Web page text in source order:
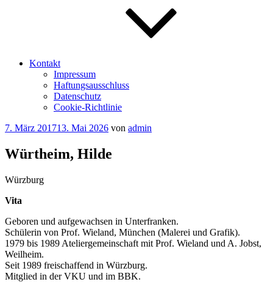
Kontakt
Impressum
Haftungsausschluss
Datenschutz
Cookie-Richtlinie
Veröffentlicht
7. März 201713. Mai 2026 von admin
Würtheim, Hilde
Würzburg
Vita
Geboren und aufgewachsen in Unterfranken.
Schülerin von Prof. Wieland, München (Malerei und Grafik).
1979 bis 1989 Ateliergemeinschaft mit Prof. Wieland und A. Jobst,
Weilheim.
Seit 1989 freischaffend in Würzburg.
Mitglied in der VKU und im BBK.